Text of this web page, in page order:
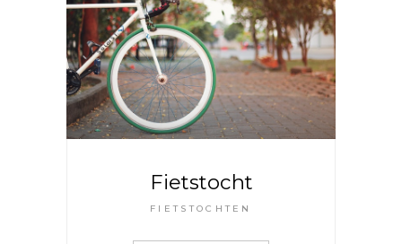
Fietstocht
FIETSTOCHTEN